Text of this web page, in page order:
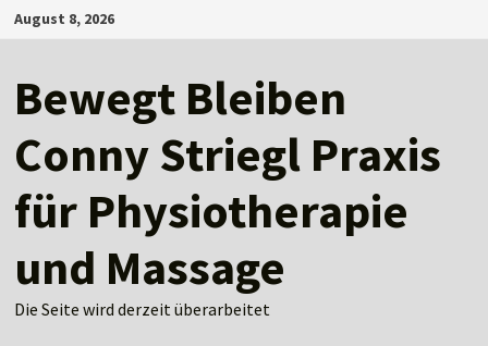
Zum
Inhalt
August 8, 2026
Bewegt Bleiben
Conny Striegl Praxis
für Physiotherapie
und Massage
Die Seite wird derzeit überarbeitet